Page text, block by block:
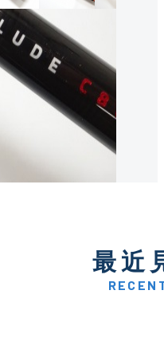
D
最近